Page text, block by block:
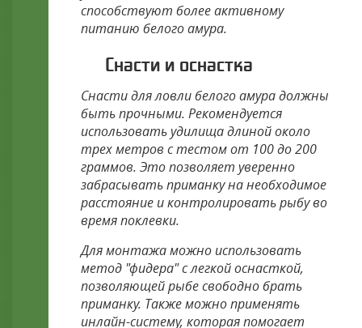
способствуют более активному
питанию белого амура.
Снасти и оснастка
Снасти для ловли белого амура должны
быть прочными. Рекомендуется
использовать удилища длиной около
трех метров с тестом от 100 до 200
граммов. Это позволяет уверенно
забрасывать приманку на необходимое
расстояние и контролировать рыбу во
время поклевки.
Для монтажа можно использовать
метод "фидера" с легкой оснасткой,
позволяющей рыбе свободно брать
приманку. Также можно применять
инлайн-систему, которая помогает